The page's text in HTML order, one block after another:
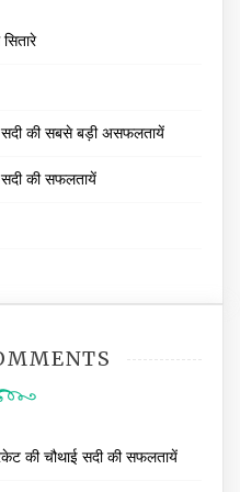
सदी की सबसे बड़ी असफलतायें
सदी की सफलतायें
की चौथाई सदी की सफलतायें